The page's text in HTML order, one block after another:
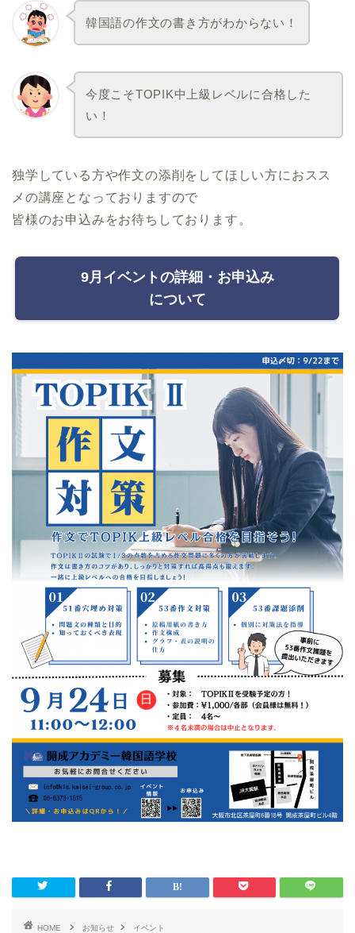
韓国語の作文の書き方がわからない！
今度こそTOPIK中上級レベルに合格した
い！
独学している方や作文の添削をしてほしい方におスス
メの講座となっておりますので
皆様のお申込みをお待ちしております。
9月イベントの詳細・お申込み
について
HOME お知らせ
イベント